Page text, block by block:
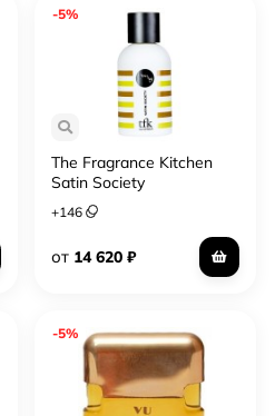
-5%
The Fragrance Kitchen
Satin Society
+146
от 14 620 ₽
-5%